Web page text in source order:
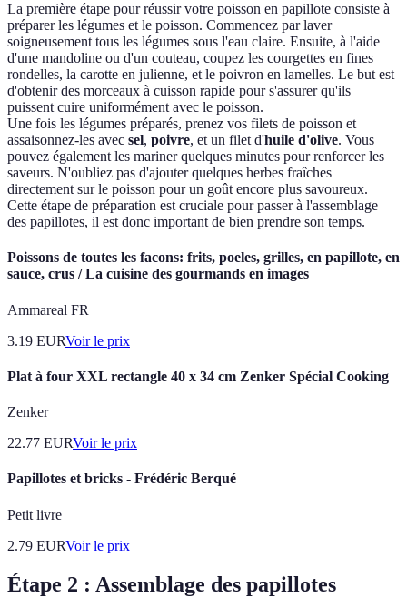
La première étape pour réussir votre poisson en papillote consiste à
préparer les légumes et le poisson. Commencez par laver
soigneusement tous les légumes sous l'eau claire. Ensuite, à l'aide
d'une mandoline ou d'un couteau, coupez les courgettes en fines
rondelles, la carotte en julienne, et le poivron en lamelles. Le but est
d'obtenir des morceaux à cuisson rapide pour s'assurer qu'ils
puissent cuire uniformément avec le poisson.
Une fois les légumes préparés, prenez vos filets de poisson et
assaisonnez-les avec sel, poivre, et un filet d'huile d'olive. Vous
pouvez également les mariner quelques minutes pour renforcer les
saveurs. N'oubliez pas d'ajouter quelques herbes fraîches
directement sur le poisson pour un goût encore plus savoureux.
Cette étape de préparation est cruciale pour passer à l'assemblage
des papillotes, il est donc important de bien prendre son temps.
Poissons de toutes les facons: frits, poeles, grilles, en papillote, en
sauce, crus / La cuisine des gourmands en images
Ammareal FR
3.19 EURVoir le prix
Plat à four XXL rectangle 40 x 34 cm Zenker Spécial Cooking
Zenker
22.77 EURVoir le prix
Papillotes et bricks - Frédéric Berqué
Petit livre
2.79 EURVoir le prix
Étape 2 : Assemblage des papillotes